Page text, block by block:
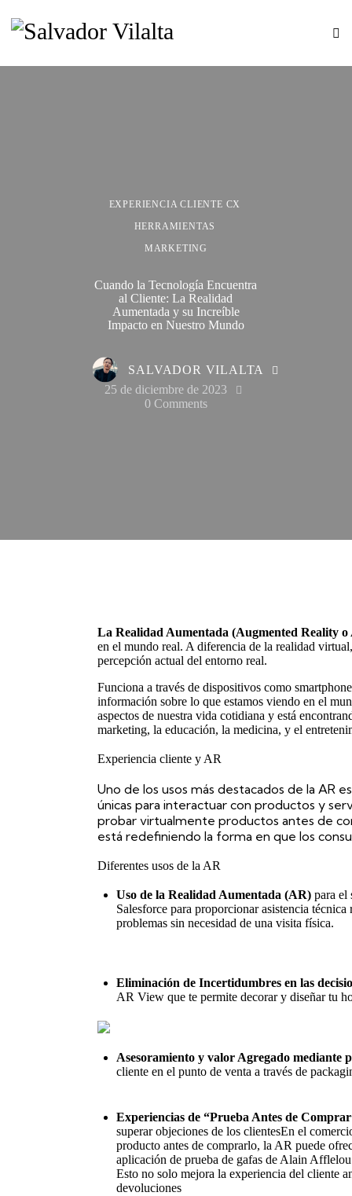
EXPERIENCIA CLIENTE CX
HERRAMIENTAS
MARKETING
Cuando la Tecnología Encuentra
al Cliente: La Realidad
Aumentada y su Increíble
Impacto en Nuestro Mundo
SALVADOR VILALTA
25 de diciembre de 2023
0 Comments
La Realidad Aumentada (Augmented Reality
en el mundo real. A diferencia de la realidad
percepción actual del entorno real.
Funciona a través de dispositivos como
información sobre lo que estamos viendo en el
aspectos de nuestra vida cotidiana y está
marketing, la educación, la medicina, y el
Experiencia cliente y AR
Uno de los usos más destacados de la AR
únicas para interactuar con productos y
probar virtualmente productos antes de
está redefiniendo la forma en que los
Diferentes usos de la AR
Uso de la Realidad Aumentada (AR) para el
Salesforce para proporcionar asistencia
problemas sin necesidad de una visita física.
Eliminación de Incertidumbres en las
AR Viewque te permite decorar y diseñar tu
Asesoramiento y valor Agregado mediante
cliente en el punto de venta a través de
Experiencias de “Prueba Antes de
superar objeciones de los clientesEn el
producto antes de comprarlo, la AR puede
aplicación de prueba de gafas de Alain
Esto no solo mejora la experiencia del cliente
devoluciones